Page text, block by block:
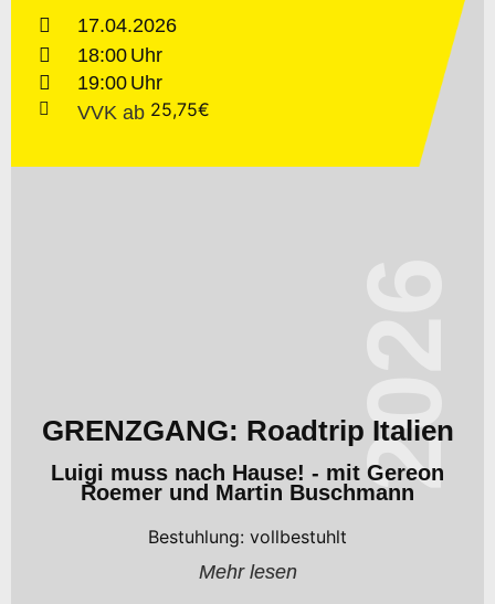
17.04.2026
18:00
19:00
VVK ab 25,75€
GRENZGANG: Roadtrip Italien
Luigi muss nach Hause! - mit Gereon
Roemer und Martin Buschmann
Bestuhlung: vollbestuhlt
Mehr lesen
2026